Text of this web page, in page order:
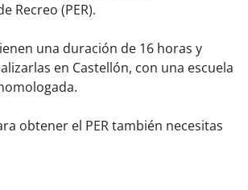
Recreo (PER).
una duración de 16 horas y
en Castellón, con una escuela
obtener el PER también necesitas
teórico y completar un curso de